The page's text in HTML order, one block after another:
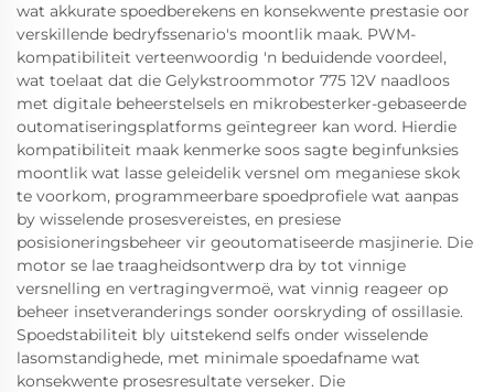
wat akkurate spoedberekens en konsekwente prestasie oor
verskillende bedryfssenario's moontlik maak. PWM-
kompatibiliteit verteenwoordig 'n beduidende voordeel,
wat toelaat dat die Gelykstroommotor 775 12V naadloos
met digitale beheerstelsels en mikrobesterker-gebaseerde
outomatiseringsplatforms geïntegreer kan word. Hierdie
kompatibiliteit maak kenmerke soos sagte beginfunksies
moontlik wat lasse geleidelik versnel om meganiese skok
te voorkom, programmeerbare spoedprofiele wat aanpas
by wisselende prosesvereistes, en presiese
posisioneringsbeheer vir geoutomatiseerde masjinerie. Die
motor se lae traagheidsontwerp dra by tot vinnige
versnelling en vertragingvermoë, wat vinnig reageer op
beheer insetveranderings sonder oorskryding of ossillasie.
Spoedstabiliteit bly uitstekend selfs onder wisselende
lasomstandighede, met minimale spoedafname wat
konsekwente prosesresultate verseker. Die